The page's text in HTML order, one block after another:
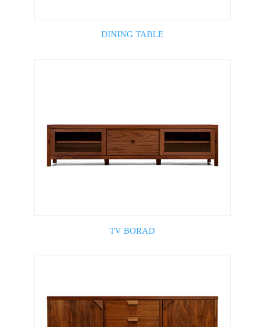
DINING TABLE
TV BORAD